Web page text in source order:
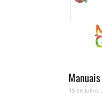
15 de Julho,